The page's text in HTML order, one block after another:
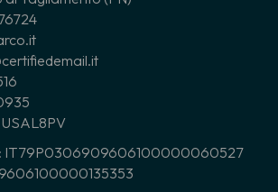
IT79P0306909606100000060527